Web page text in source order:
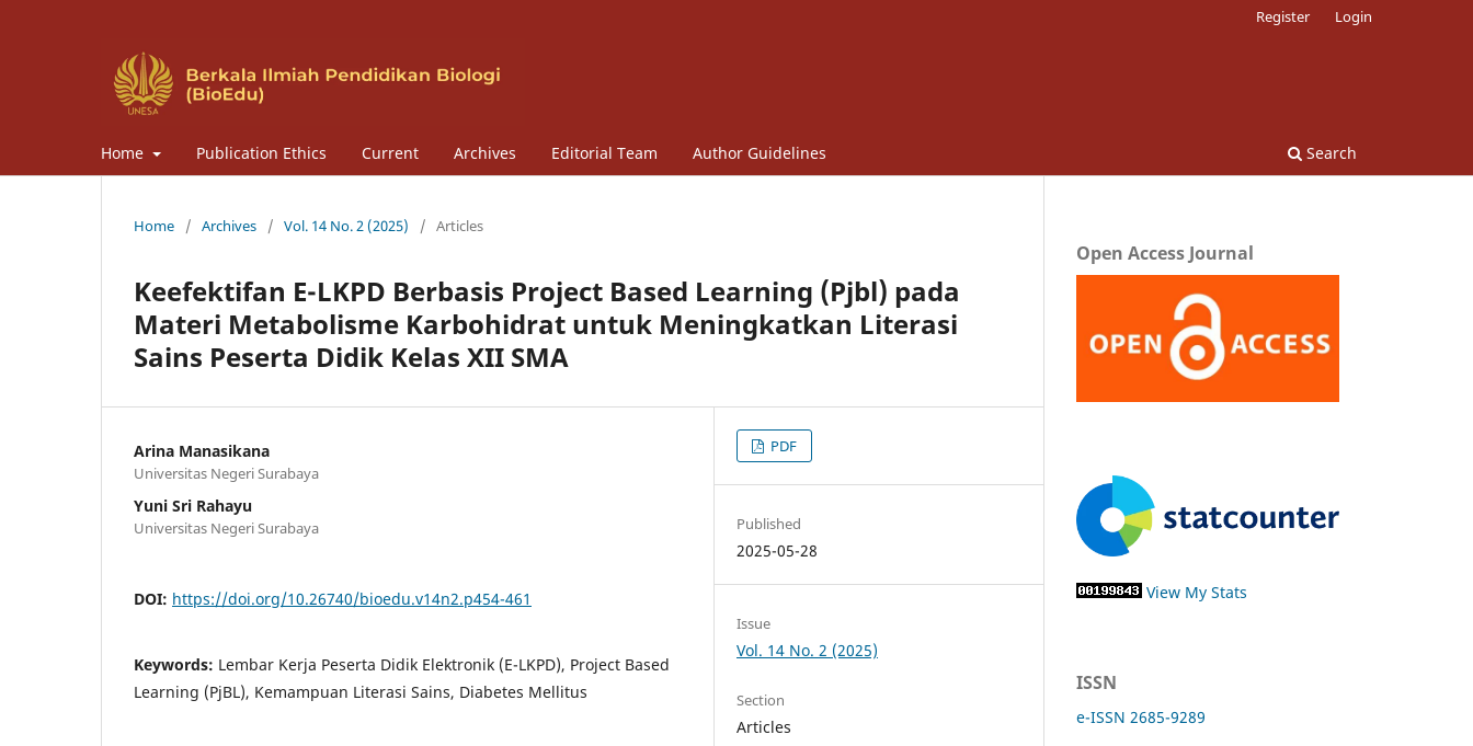
Home Publication Ethics Current Archives Editorial Team Author Guidelines Search
Register Login
Home / Archives / Vol. 14 No. 2 (2025) / Articles
Keefektifan E-LKPD Berbasis Project Based Learning (Pjbl) pada
Materi Metabolisme Karbohidrat untuk Meningkatkan Literasi
Sains Peserta Didik Kelas XII SMA
Arina Manasikana
Universitas Negeri Surabaya
Yuni Sri Rahayu
Universitas Negeri Surabaya
DOI: https://doi.org/10.26740/bioedu.v14n2.p454-461
Keywords: Lembar Kerja Peserta Didik Elektronik (E-LKPD), Project Based
Learning (PjBL), Kemampuan Literasi Sains, Diabetes Mellitus
PDF
Published
2025-05-28
Issue
Vol. 14 No. 2 (2025)
Section
Articles
Open Access Journal
View My Stats
ISSN
e-ISSN 2685-9289